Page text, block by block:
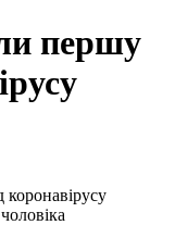
першу